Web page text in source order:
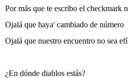
Por más que te escribo el checkmark
Ojalá que haya' cambiado de número
Ojalá que nuestro encuentro no sea
¿En dónde diablos estás?